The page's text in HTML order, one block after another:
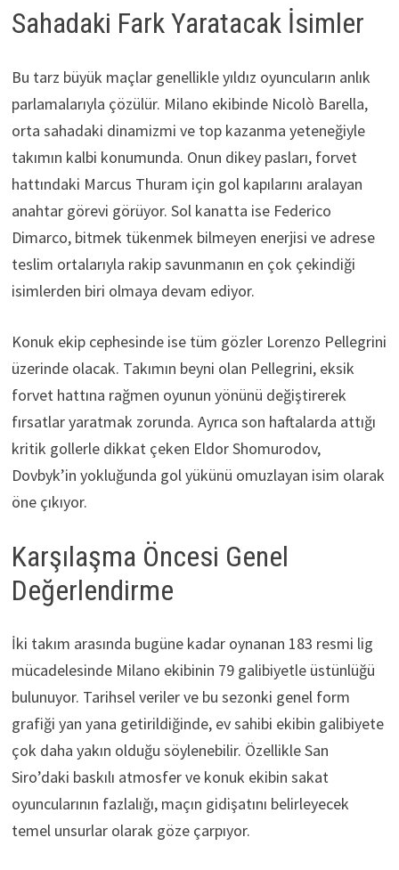
Sahadaki Fark Yaratacak İsimler
Bu tarz büyük maçlar genellikle yıldız oyuncuların anlık
parlamalarıyla çözülür. Milano ekibinde Nicolò Barella,
orta sahadaki dinamizmi ve top kazanma yeteneğiyle
takımın kalbi konumunda. Onun dikey pasları, forvet
hattındaki Marcus Thuram için gol kapılarını aralayan
anahtar görevi görüyor. Sol kanatta ise Federico
Dimarco, bitmek tükenmek bilmeyen enerjisi ve adrese
teslim ortalarıyla rakip savunmanın en çok çekindiği
isimlerden biri olmaya devam ediyor.
Konuk ekip cephesinde ise tüm gözler Lorenzo Pellegrini
üzerinde olacak. Takımın beyni olan Pellegrini, eksik
forvet hattına rağmen oyunun yönünü değiştirerek
fırsatlar yaratmak zorunda. Ayrıca son haftalarda attığı
kritik gollerle dikkat çeken Eldor Shomurodov,
Dovbyk’in yokluğunda gol yükünü omuzlayan isim olarak
öne çıkıyor.
Karşılaşma Öncesi Genel
Değerlendirme
İki takım arasında bugüne kadar oynanan 183 resmi lig
mücadelesinde Milano ekibinin 79 galibiyetle üstünlüğü
bulunuyor. Tarihsel veriler ve bu sezonki genel form
grafiği yan yana getirildiğinde, ev sahibi ekibin galibiyete
çok daha yakın olduğu söylenebilir. Özellikle San
Siro’daki baskılı atmosfer ve konuk ekibin sakat
oyuncularının fazlalığı, maçın gidişatını belirleyecek
temel unsurlar olarak göze çarpıyor.